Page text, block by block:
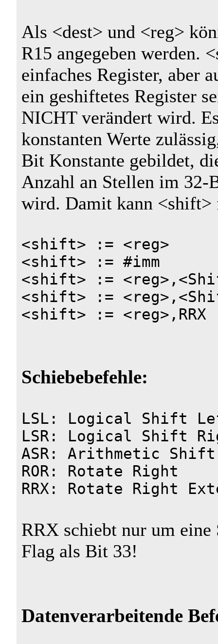
Als <dest> und <reg>
R15 angegeben werden.
einfaches Register, aber
ein geshiftetes Register
NICHT verändert wird.
konstanten Werte
Bit Konstante gebildet,
Anzahl an Stellen im 32-
wird. Damit kann <shift>
<shift> := <reg>
<shift> := #imm
<shift> :=
<shift> :=
<shift> := <reg>,RRX
Schiebebefehle:
LSL: Logical Shift
LSR: Logical Shift
ASR: Arithmetic
ROR: Rotate Right
RRX: Rotate Right
RRX schiebt nur um
Flag als Bit 33!
Datenverarbeitende